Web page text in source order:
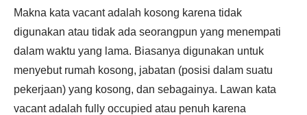
Makna kata vacant adalah kosong karena tidak
digunakan atau tidak ada seorangpun yang menempati
dalam waktu yang lama. Biasanya digunakan untuk
menyebut rumah kosong, jabatan (posisi dalam suatu
pekerjaan) yang kosong, dan sebagainya. Lawan kata
vacant adalah fully occupied atau penuh karena